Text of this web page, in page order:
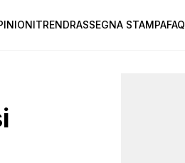
TRENDRASSEGNA STAMPAFAQ